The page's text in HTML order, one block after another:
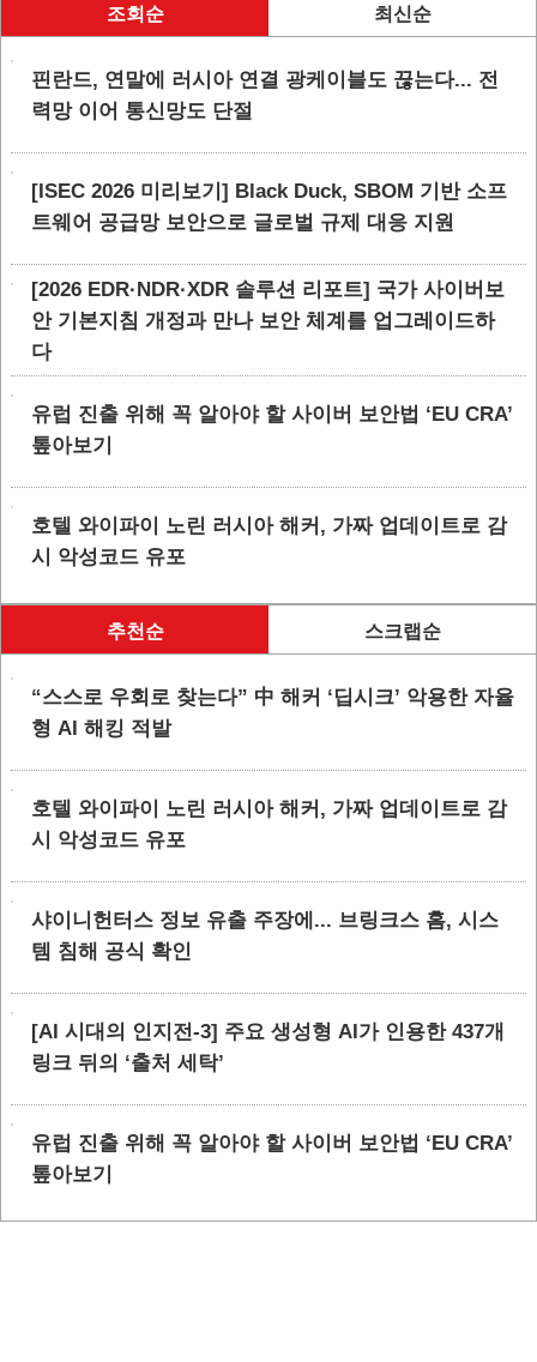
조회순 최신순
핀란드, 연말에 러시아 연결 광케이블도 끊는다... 전
력망 이어 통신망도 단절
[ISEC 2026 미리보기] Black Duck, SBOM 기반 소프
트웨어 공급망 보안으로 글로벌 규제 대응 지원
[2026 EDR·NDR·XDR 솔루션 리포트] 국가 사이버보
안 기본지침 개정과 만나 보안 체계를 업그레이드하
다
유럽 진출 위해 꼭 알아야 할 사이버 보안법 ‘EU CRA’
톺아보기
호텔 와이파이 노린 러시아 해커, 가짜 업데이트로 감
시 악성코드 유포
추천순 스크랩순
“스스로 우회로 찾는다” 中 해커 ‘딥시크’ 악용한 자율
형 AI 해킹 적발
호텔 와이파이 노린 러시아 해커, 가짜 업데이트로 감
시 악성코드 유포
샤이니헌터스 정보 유출 주장에... 브링크스 홈, 시스
템 침해 공식 확인
[AI 시대의 인지전-3] 주요 생성형 AI가 인용한 437개
링크 뒤의 ‘출처 세탁’
유럽 진출 위해 꼭 알아야 할 사이버 보안법 ‘EU CRA’
톺아보기